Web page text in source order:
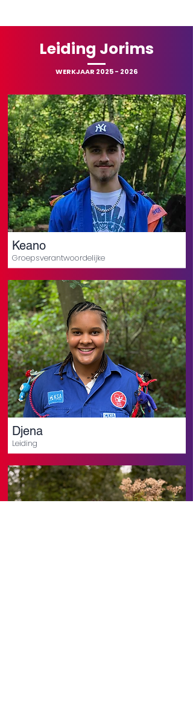
Leiding Jorims
WERKJAAR 2025 - 2026
Keano
Groepsverantwoordelijke
Djena
Leiding